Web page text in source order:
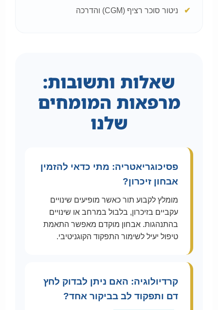
ניטור סוכר רציף (CGM) והדרכה
שאלות ותשובות:
מרפאות המומחים
שלנו
פסיכוגריאטריה: מתי כדאי להזמין
אבחון זיכרון?
מומלץ לקבוע תור כאשר מופיעים שינויים
עקביים בזיכרון, בלבול במרחב או שינויים
בהתנהגות. אבחון מוקדם מאפשר התאמת
טיפול יעיל לשימור התפקוד הקוגניטיבי.
קרדיולוגיה: האם ניתן לבדוק לחץ
דם ותפקוד לב בביקור אחד?